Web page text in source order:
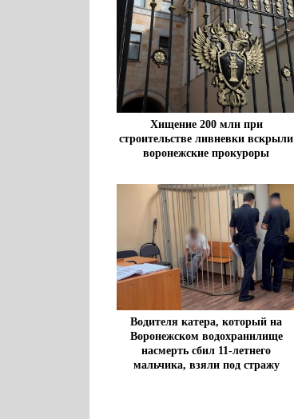
Хищение 200 млн при
строительстве ливневки вскрыли
воронежские прокуроры
Водителя катера, который на
Воронежском водохранилище
насмерть сбил 11-летнего
мальчика, взяли под стражу